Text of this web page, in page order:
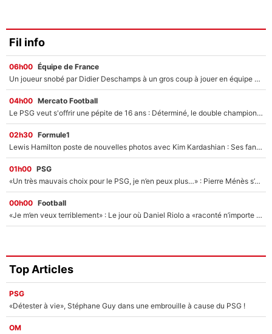
Fil info
06h00 Équipe de France
Un joueur snobé par Didier Deschamps à un gros coup à jouer en équipe de France : Zinedine Zidane a trouvé son numéro 9 ?
04h00 Mercato Football
Le PSG veut s'offrir une pépite de 16 ans : Déterminé, le double champion d'Europe en titre est prêt à lâcher 40M€ pour celui que l'on compare déjà à Vinicius Jr !
02h30 Formule1
Lewis Hamilton poste de nouvelles photos avec Kim Kardashian : Ses fans le voient déjà redevenir champion du monde de F1 grâce à elle !
01h00 PSG
«Un très mauvais choix pour le PSG, je n’en peux plus…» : Pierre Ménès s’est complètement trompé avec Luis Enrique et ces déclarations le prouvent !
00h00 Football
«Je m’en veux terriblement» : Le jour où Daniel Riolo a «raconté n’importe quoi» dans l'After Foot !
Top Articles
PSG
«Détester à vie», Stéphane Guy dans une embrouille à cause du PSG !
OM